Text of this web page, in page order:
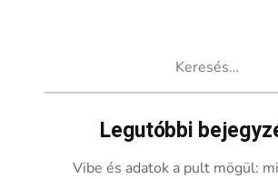
Legutóbbi
Vibe és adatok a pult mögül: